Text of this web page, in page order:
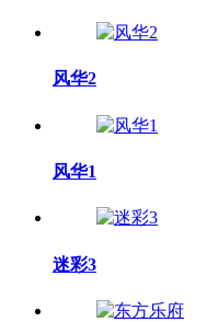
风华2
风华1
迷彩3